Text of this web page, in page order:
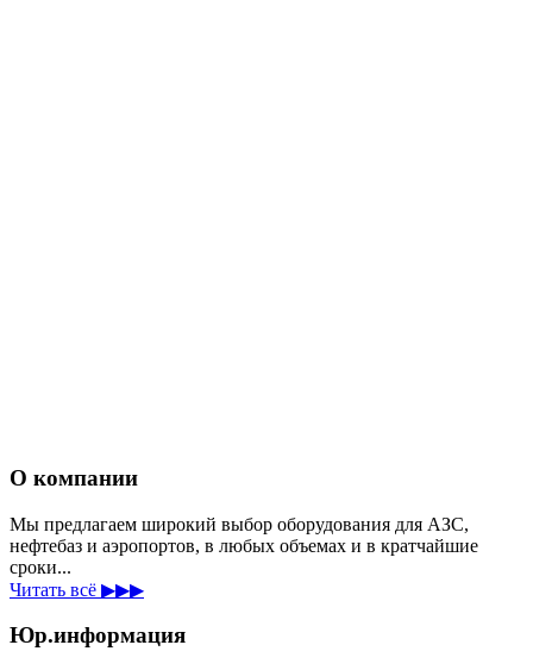
О компании
Мы предлагаем широкий выбор оборудования для АЗС,
нефтебаз и аэропортов, в любых объемах и в кратчайшие
сроки...
Читать всё ▶▶▶
Юр.информация